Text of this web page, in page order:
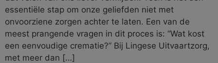
essentiële stap om onze geliefden niet met
onvoorziene zorgen achter te laten. Een van de
meest prangende vragen in dit proces is: “Wat kost
een eenvoudige crematie?” Bij Lingese Uitvaartzorg,
met meer dan […]